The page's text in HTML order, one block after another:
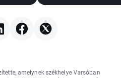
került sor; a
amelynek székhelye Varsóban